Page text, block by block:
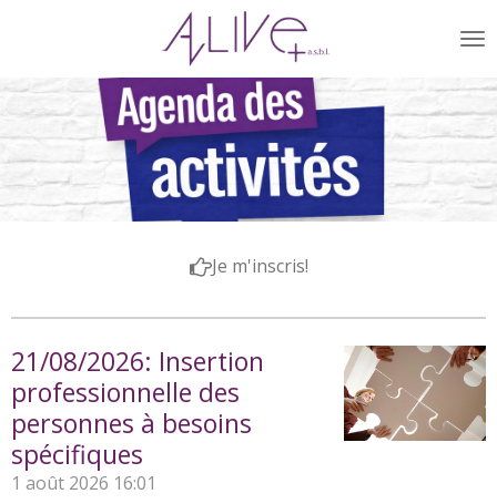
Je m'inscris!
21/08/2026: Insertion
professionnelle des
personnes à besoins
spécifiques
1 août 2026 16:01